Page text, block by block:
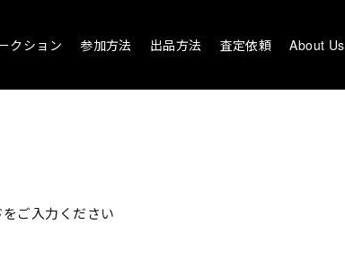
クション 参加方法 出品方法 査定依頼 About Us
ご入力ください